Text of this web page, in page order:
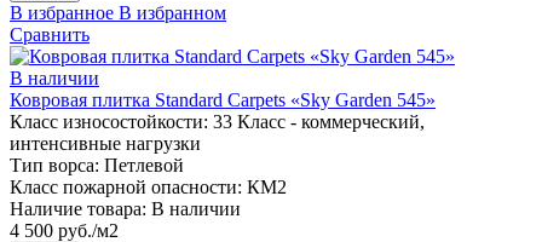
В избранное В избранном
Сравнить
В наличии
Ковровая плитка Standard Carpets «Sky Garden 545»
Класс износостойкости: 33 Класс - коммерческий,
интенсивные нагрузки
Тип ворса: Петлевой
Класс пожарной опасности: КМ2
Наличие товара: В наличии
4 500 руб./м2